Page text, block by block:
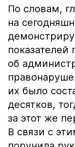
По словам,
на
показателей
об
их было
десятков,
за этот же
В связи с